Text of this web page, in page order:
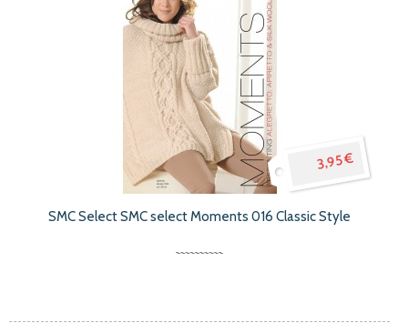
3,95 €
SMC Select SMC select Moments 016 Classic Style